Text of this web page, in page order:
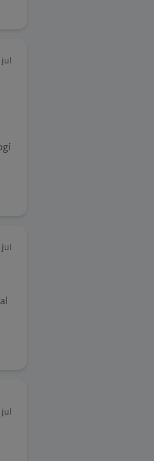
jul
jul
jul